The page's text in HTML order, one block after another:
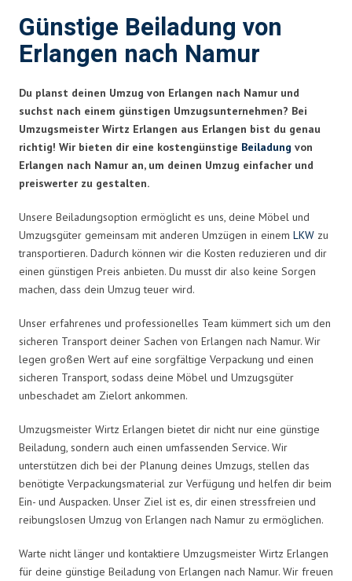
Günstige Beiladung von
Erlangen nach Namur
Du planst deinen Umzug von Erlangen nach Namur und
suchst nach einem günstigen Umzugsunternehmen? Bei
Umzugsmeister Wirtz Erlangen aus Erlangen bist du genau
richtig! Wir bieten dir eine kostengünstige Beiladung von
Erlangen nach Namur an, um deinen Umzug einfacher und
preiswerter zu gestalten.
Unsere Beiladungsoption ermöglicht es uns, deine Möbel und
Umzugsgüter gemeinsam mit anderen Umzügen in einem LKW zu
transportieren. Dadurch können wir die Kosten reduzieren und dir
einen günstigen Preis anbieten. Du musst dir also keine Sorgen
machen, dass dein Umzug teuer wird.
Unser erfahrenes und professionelles Team kümmert sich um den
sicheren Transport deiner Sachen von Erlangen nach Namur. Wir
legen großen Wert auf eine sorgfältige Verpackung und einen
sicheren Transport, sodass deine Möbel und Umzugsgüter
unbeschadet am Zielort ankommen.
Umzugsmeister Wirtz Erlangen bietet dir nicht nur eine günstige
Beiladung, sondern auch einen umfassenden Service. Wir
unterstützen dich bei der Planung deines Umzugs, stellen das
benötigte Verpackungsmaterial zur Verfügung und helfen dir beim
Ein- und Auspacken. Unser Ziel ist es, dir einen stressfreien und
reibungslosen Umzug von Erlangen nach Namur zu ermöglichen.
Warte nicht länger und kontaktiere Umzugsmeister Wirtz Erlangen
für deine günstige Beiladung von Erlangen nach Namur. Wir freuen